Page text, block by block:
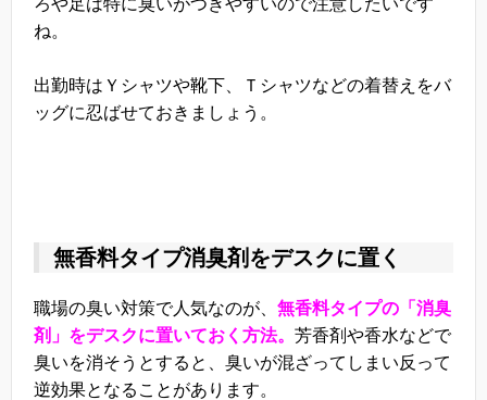
ね。
出勤時はＹシャツや靴下、Ｔシャツなどの着替えをバ
ッグに忍ばせておきましょう。
無香料タイプ消臭剤をデスクに置く
職場の臭い対策で人気なのが、 無香料タイプの「消臭
剤」をデスクに置いておく方法。 芳香剤や香水などで
臭いを消そうとすると、臭いが混ざってしまい反って
逆効果となることがあります。